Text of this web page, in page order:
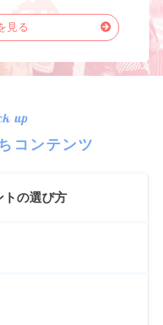
見る
up
コンテンツ
トの選び方